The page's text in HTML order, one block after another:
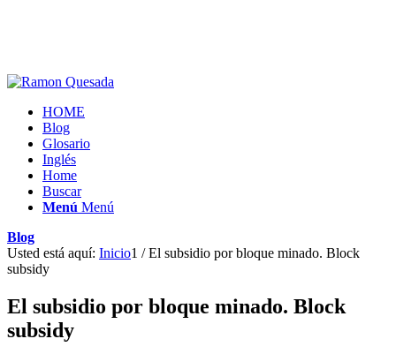
HOME
Blog
Glosario
Inglés
Home
Buscar
Menú Menú
Blog
Usted está aquí: Inicio1 / El subsidio por bloque minado. Block
subsidy
El subsidio por bloque minado. Block
subsidy